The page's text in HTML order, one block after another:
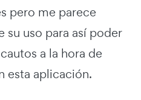
pero me parece
uso para así poder
a la hora de
esta aplicación.